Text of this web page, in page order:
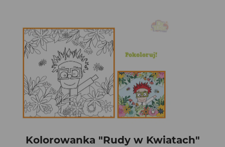
Kolorowanka "Rudy w Kwiatach"